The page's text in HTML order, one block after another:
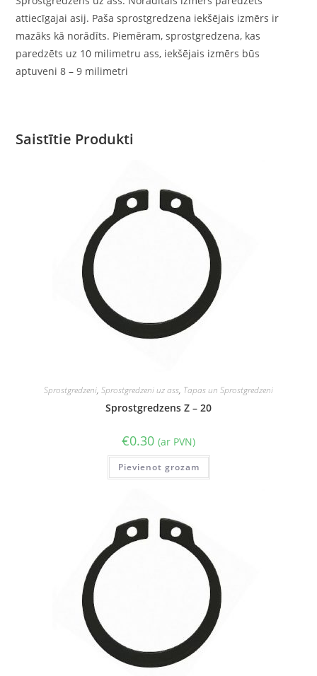
attiecīgajai asij. Paša sprostgredzena iekšējais izmērs ir
mazāks kā norādīts. Piemēram, sprostgredzena, kas
paredzēts uz 10 milimetru ass, iekšējais izmērs būs
aptuveni 8 – 9 milimetri
Saistītie Produkti
Sprostgredzeni, Sprostgredzeni uz ass, Tapas un Sprostgredzeni
Sprostgredzens Z – 20
€0.30 (ar PVN)
Pievienot grozam